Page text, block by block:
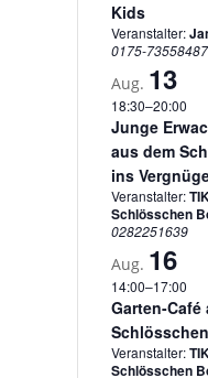
Kids
Veranstalter:
0175-
Aug. 13
18:30–20:00
Junge
aus dem
ins
Veranstalter:
Schlösschen
0282251639
Aug. 16
14:00–17:00
Garten-Café
Veranstalter:
Schlösschen